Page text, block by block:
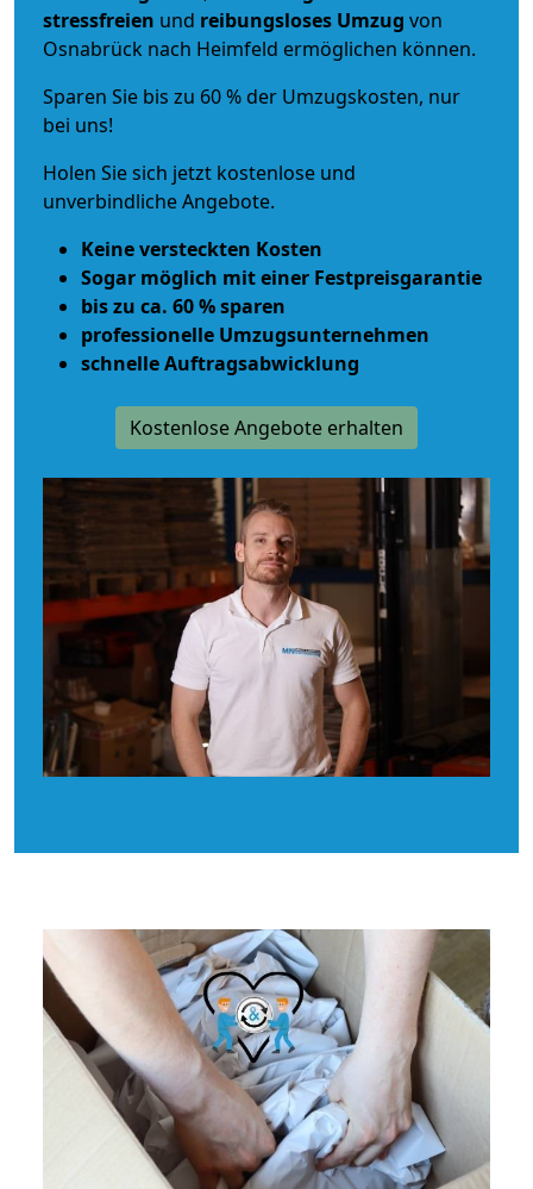
stressfreien und reibungsloses Umzug von
Osnabrück nach Heimfeld ermöglichen können.
Sparen Sie bis zu 60 % der Umzugskosten, nur
bei uns!
Holen Sie sich jetzt kostenlose und
unverbindliche Angebote.
Keine versteckten Kosten
Sogar möglich mit einer Festpreisgarantie
bis zu ca. 60 % sparen
professionelle Umzugsunternehmen
schnelle Auftragsabwicklung
Kostenlose Angebote erhalten